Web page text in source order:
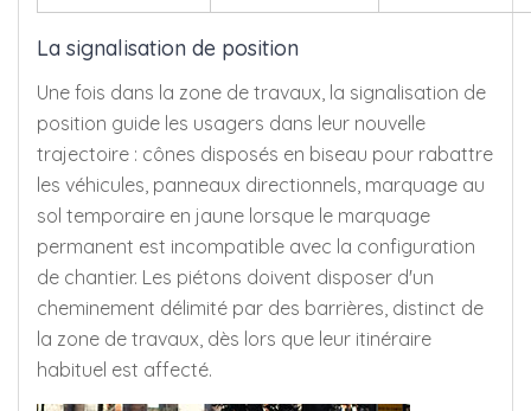
La signalisation de position
Une fois dans la zone de travaux, la signalisation de
position guide les usagers dans leur nouvelle
trajectoire : cônes disposés en biseau pour rabattre
les véhicules, panneaux directionnels, marquage au
sol temporaire en jaune lorsque le marquage
permanent est incompatible avec la configuration
de chantier. Les piétons doivent disposer d'un
cheminement délimité par des barrières, distinct de
la zone de travaux, dès lors que leur itinéraire
habituel est affecté.